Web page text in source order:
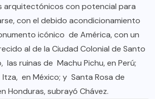
arquitectónicos con potencial para
con el debido acondicionamiento
icónico de América, con un
al de la Ciudad Colonial de Santo
las ruinas de Machu Pichu, en Perú;
en México; y Santa Rosa de
Honduras, subrayó Chávez.